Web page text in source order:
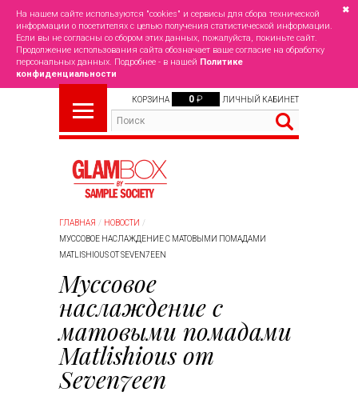
На нашем сайте используются "cookies" и сервисы для сбора технической
информации о посетителях с целью получения статистической информации.
Если вы не согласны со сбором этих данных, пожалуйста, покиньте сайт.
Продолжение использования сайта обозначает ваше согласие на обработку
персональных данных. Подробнее - в нашей Политике
конфиденциальности
✖
КОРЗИНА 0 ₽ ЛИЧНЫЙ КАБИНЕТ
ГЛАВНАЯ
НОВОСТИ
МУССОВОЕ НАСЛАЖДЕНИЕ С МАТОВЫМИ ПОМАДАМИ
MATLISHIOUS ОТ SEVEN7EEN
Муссовое
наслаждение с
матовыми помадами
Matlishious от
Seven7een